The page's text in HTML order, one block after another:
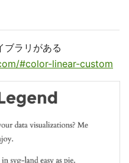
ラリがある
#color-linear-custom